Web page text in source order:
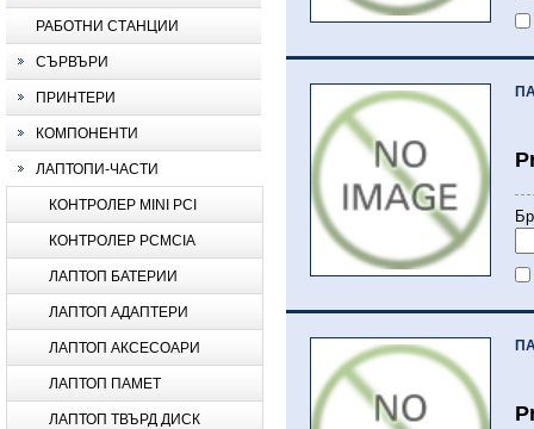
РАБОТНИ СТАНЦИИ
СЪРВЪРИ
ПРИНТЕРИ
КОМПОНЕНТИ
ЛАПТОПИ-ЧАСТИ
КОНТРОЛЕР MINI PCI
КОНТРОЛЕР PCMCIA
ЛАПТОП БАТЕРИИ
ЛАПТОП АДАПТЕРИ
ЛАПТОП АКСЕСОАРИ
ЛАПТОП ПАМЕТ
ЛАПТОП ТВЪРД ДИСК